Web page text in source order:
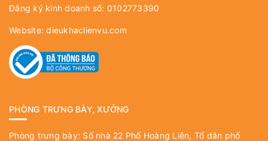
Đăng ký kinh doanh số: 0102773390
Website:dieukhaclienvu.com
PHÒNG TRƯNG BÀY, XƯỞNG
Phòng trưng bày: Số nhà 22 Phố Hoàng Liên, Tổ dân phố